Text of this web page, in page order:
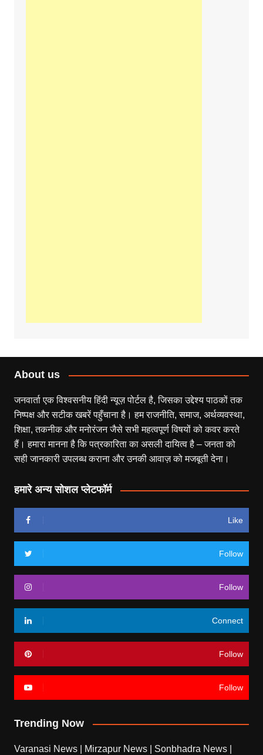
About us
जनवार्ता एक विश्वसनीय हिंदी न्यूज़ पोर्टल है, जिसका उद्देश्य पाठकों तक
निष्पक्ष और सटीक खबरें पहुँचाना है। हम राजनीति, समाज, अर्थव्यवस्था,
शिक्षा, तकनीक और मनोरंजन जैसे सभी महत्वपूर्ण विषयों को कवर करते
हैं। हमारा मानना है कि पत्रकारिता का असली दायित्व है – जनता को
सही जानकारी उपलब्ध कराना और उनकी आवाज़ को मजबूती देना।
हमारे अन्य सोशल प्लेटफॉर्म
Like
Follow
Follow
Connect
Follow
Follow
Trending Now
Varanasi News Mirzapur News Sonbhadra News